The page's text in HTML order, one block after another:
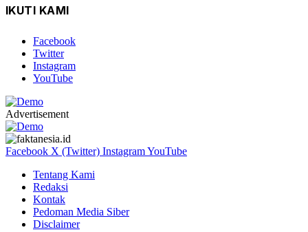
IKUTI KAMI
Facebook
Twitter
Instagram
YouTube
Advertisement
Facebook X (Twitter) InstagramYouTube
Tentang Kami
Redaksi
Kontak
Pedoman Media Siber
Disclaimer